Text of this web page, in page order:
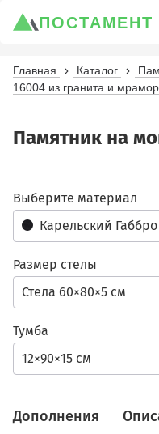
ПОСТАМЕНТ
Главная Каталог
16004 из гранита и
Памятник на
Карельский
Выберите материал
Стела 60×80×5 см
Размер стелы
12×90×15 см
Тумба
Дополнения